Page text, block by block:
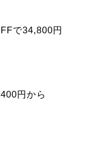
で34,800円
円から